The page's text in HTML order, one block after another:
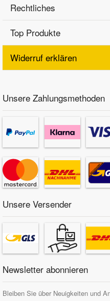
Rechtliches
Top Produkte
Widerruf erklären
Unsere Zahlungsmethoden
Unsere Versender
Newsletter abonnieren
Bleiben Sie über Neuigkeiten und